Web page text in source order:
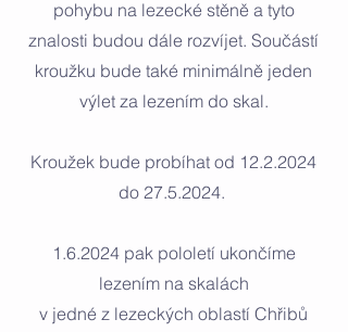
pohybu na lezecké stěně a tyto
znalosti budou dále rozvíjet. Součástí
kroužku bude také minimálně jeden
výlet za lezením do skal.
Kroužek bude probíhat od 12.2.2024
do 27.5.2024.
1.6.2024 pak pololetí ukončíme
lezením na skalách
v jedné z lezeckých oblastí Chřibů